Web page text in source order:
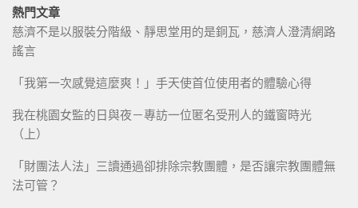
熱門文章
慈濟不是以服裝分階級、靜思堂用的是銅瓦，慈濟人澄清網路
謠言
「我第一次感覺這麼爽！」手天使首位使用者的體驗心得
我在桃園女監的日與夜－專訪一位匿名受刑人的鐵窗時光
（上）
「財團法人法」三讀通過卻排除宗教團體，是否讓宗教團體無
法可管？